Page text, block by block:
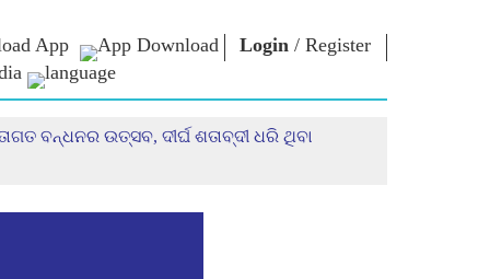
App Login / Register
ଏନଏମ
ଇ-ବୁକ୍ସ
କନେକ୍ଟ
ବନ୍ଧନର ଉତ୍ସବ, ଦୀର୍ଘ ଶତାବ୍ଦୀ ଧରି ଥିବା